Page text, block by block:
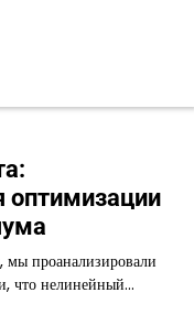
оптимизации
мы проанализировали
что нелинейный…